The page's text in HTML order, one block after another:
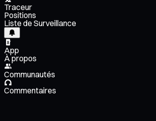
Traceur
Positions
Liste de Surveillance
App
À propos
Communautés
Commentaires